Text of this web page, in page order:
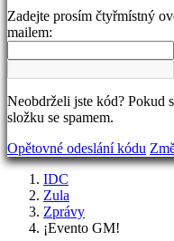
FR
HR
NL
NO
PT
RO
Zadejte prosím čtyřmístný
mailem:
Neobdrželi jste kód? Pokud
složku se spamem.
Opětovné odeslání kódu
IDC
Zula
Zprávy
¡Evento GM!